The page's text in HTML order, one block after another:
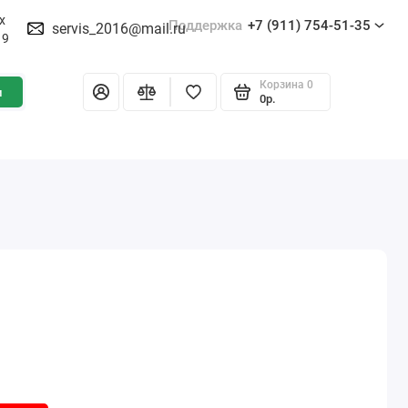
servis_2016@mail.ruПоддержка +7 (911) 754-51-35
Корзина 0
0р.